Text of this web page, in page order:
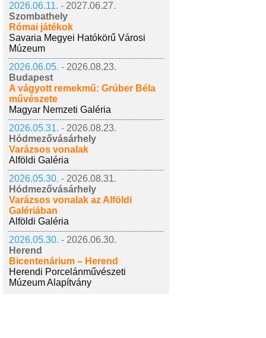
2026.06.11. - 2027.06.27.
Szombathely
Római játékok
Savaria Megyei Hatókörű Városi
Múzeum
2026.06.05. - 2026.08.23.
Budapest
A vágyott remekmű: Grúber Béla
művészete
Magyar Nemzeti Galéria
2026.05.31. - 2026.08.23.
Hódmezővásárhely
Varázsos vonalak
Alföldi Galéria
2026.05.30. - 2026.08.31.
Hódmezővásárhely
Varázsos vonalak az Alföldi
Galériában
Alföldi Galéria
2026.05.30. - 2026.06.30.
Herend
Bicentenárium – Herend
Herendi Porcelánművészeti
Múzeum Alapítvány